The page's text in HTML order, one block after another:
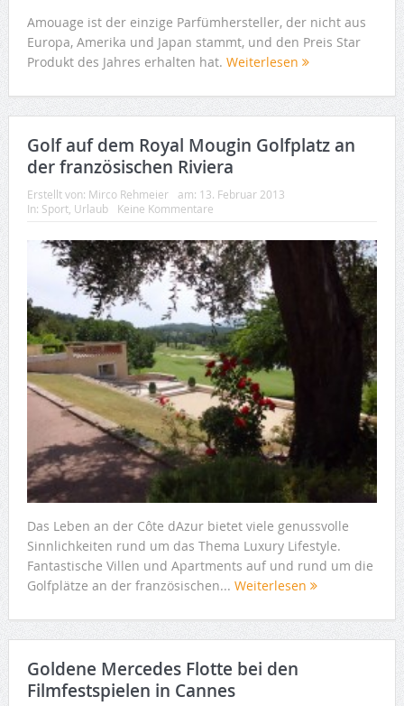
Amouage ist der einzige Parfümhersteller, der nicht aus
Europa, Amerika und Japan stammt, und den Preis Star
Produkt des Jahres erhalten hat. Weiterlesen
Golf auf dem Royal Mougin Golfplatz an
der französischen Riviera
Erstellt von: Mirco Rehmeier am: 13. Februar 2013
In: Sport, Urlaub Keine Kommentare
Das Leben an der Côte dAzur bietet viele genussvolle
Sinnlichkeiten rund um das Thema Luxury Lifestyle.
Fantastische Villen und Apartments auf und rund um die
Golfplätze an der französischen... Weiterlesen
Goldene Mercedes Flotte bei den
Filmfestspielen in Cannes